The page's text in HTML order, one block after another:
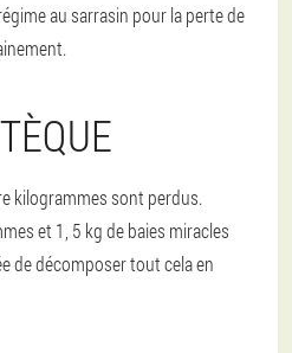
au sarrasin pour la perte de
kilogrammes sont perdus.
et 1, 5 kg de baies miracles
de décomposer tout cela en